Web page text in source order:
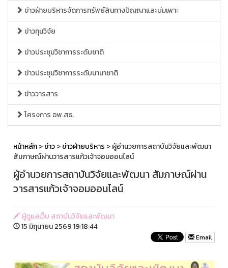
ข่าวฝ่ายบริหารจัดการทรัพย์สินทางปัญญาและบ่มเพาะ
ข่าวทุนวิจัย
ข่าวประชุมวิชาการระดับชาติ
ข่าวประชุมวิชาการระดับนานาชาติ
ข่าววารสาร
โครงการ อพ.สธ.
หน้าหลัก>ข่าว>ข่าวฝ่ายบริหาร > ผู้อำนวยการสถาบันวิจัยและพัฒนา
สัมภาษณ์ผ่านวารสารแก้วเจ้าจอมออนไลน์
ผู้อำนวยการสถาบันวิจัยและพัฒนา สัมภาษณ์ผ่าน
วารสารแก้วเจ้าจอมออนไลน์
ผู้ดูแลเว็บ สถาบันวิจัยและพัฒนา
15 มิถุนายน 2569 19:18:44
Email